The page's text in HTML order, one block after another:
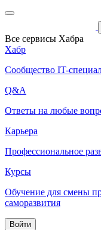
Все сервисы Хабра
Хабр
Сообщество IT-
Q&A
Ответы на любые
Карьера
Профессиональное
Курсы
Обучение для смены
саморазвития
Войти